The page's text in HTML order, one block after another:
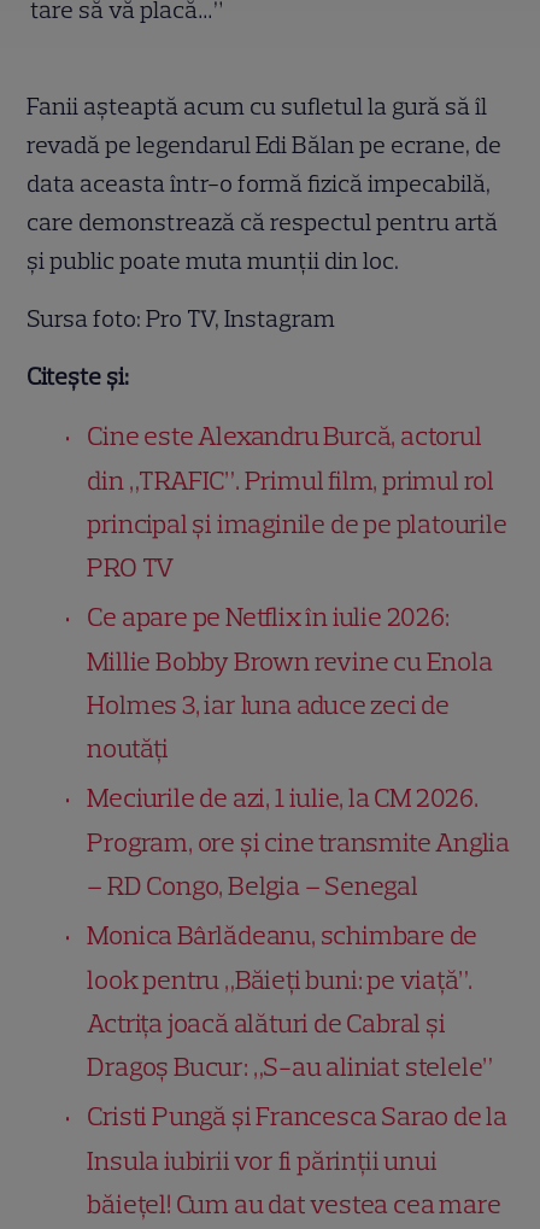
tare să vă placă…”
Fanii așteaptă acum cu sufletul la gură să îl
revadă pe legendarul Edi Bălan pe ecrane, de
data aceasta într-o formă fizică impecabilă,
care demonstrează că respectul pentru artă
și public poate muta munții din loc.
Sursa foto: Pro TV, Instagram
Citește și:
Cine este Alexandru Burcă, actorul
din „TRAFIC”. Primul film, primul rol
principal și imaginile de pe platourile
PRO TV
Ce apare pe Netflix în iulie 2026:
Millie Bobby Brown revine cu Enola
Holmes 3, iar luna aduce zeci de
noutăți
Meciurile de azi, 1 iulie, la CM 2026.
Program, ore și cine transmite Anglia
– RD Congo, Belgia – Senegal
Monica Bârlădeanu, schimbare de
look pentru „Băieți buni: pe viață”.
Actrița joacă alături de Cabral și
Dragoș Bucur: „S-au aliniat stelele”
Cristi Pungă și Francesca Sarao de la
Insula iubirii vor fi părinții unui
băiețel! Cum au dat vestea cea mare